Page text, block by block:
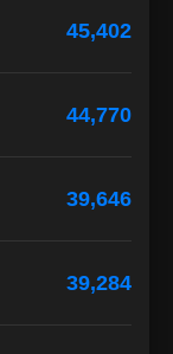
45,402
44,770
39,646
39,284